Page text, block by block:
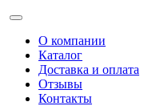
О компании
Каталог
Доставка и оплата
Отзывы
Контакты